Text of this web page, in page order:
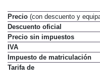
Precio(con descuento y
Descuento oficial
Precio sin impuestos
IVA
Impuesto de matriculación